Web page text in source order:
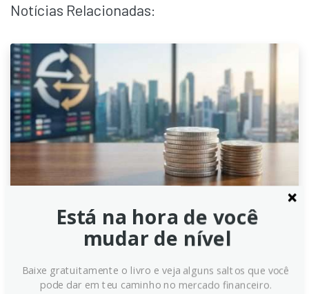
Notícias Relacionadas:
USD/CAD: Supervalorização
pode impulsionar alta, alerta
Scotiabank
Está na hora de você
mudar de nível
Baixe gratuitamente o livro e veja alguns saltos que você
pode dar em teu caminho no mercado financeiro.